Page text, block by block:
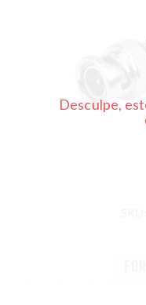
Desculpe,